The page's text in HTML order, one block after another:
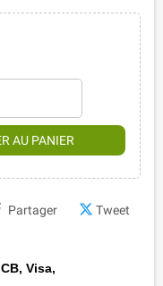
AU PANIER
Partager Tweet
Visa,